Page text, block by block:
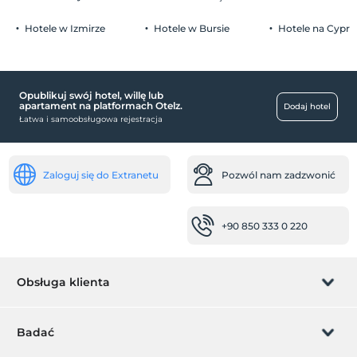
Restoranda Bebek Köşesi
Niepełnosprawny
główne wejście jest płaskie
Łatwy dojazd do szpitala (15 minut)
Transfer lotniskowy (płatny)
miejsca publiczne
Hotele w Izmirze Hotele w Bursie Hotele na
Opublikuj swój hotel, willę lub
apartament na platformach Otelz.
Łatwa i samoobsługowa rejestracja
Dodaj hotel
Zaloguj się do Extranetu Pozwól nam zadzwonić
+90 850 333 0 220
Obsługa klienta
Zarządzanie rezerwacją
Badać